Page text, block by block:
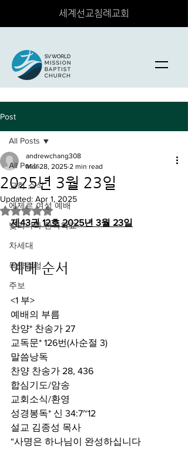
세계선교침례교회
Post
All Posts
교회 소식
에제르 여성 예배
빛의나라 한국학교
차세대
목양컬럼
주보
All Posts
2025년 3월 23일
andrewchang308
Mar 28, 2025 2 min read
Updated: Apr 1, 2025
Rated NaN out of 5 stars.
제43권 12호 2025년 3월 23일
예배 순서
<1 부>
예배의 부름
찬양* 찬송가 27
교독문* 126번(사순절 3)
말씀낭독
찬양 찬송가 28, 436
합심기도/암송
교회소식/환영
성경봉독* 신 34:7~12
설교 김종성 목사
“사명은 하나님이 완성하십니다